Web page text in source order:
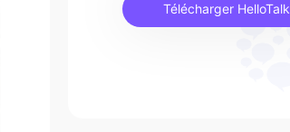
Télécharger HelloTalk